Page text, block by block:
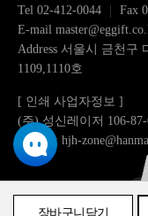
장바구니담기
구매수량
Tel 02-412-0044
Fax
E-mail
Address 서울시 금천구
1109,1110호
[ 인쇄 사업자정보 ]
(주) 성신레이저 106-87-
이메일: hjh-